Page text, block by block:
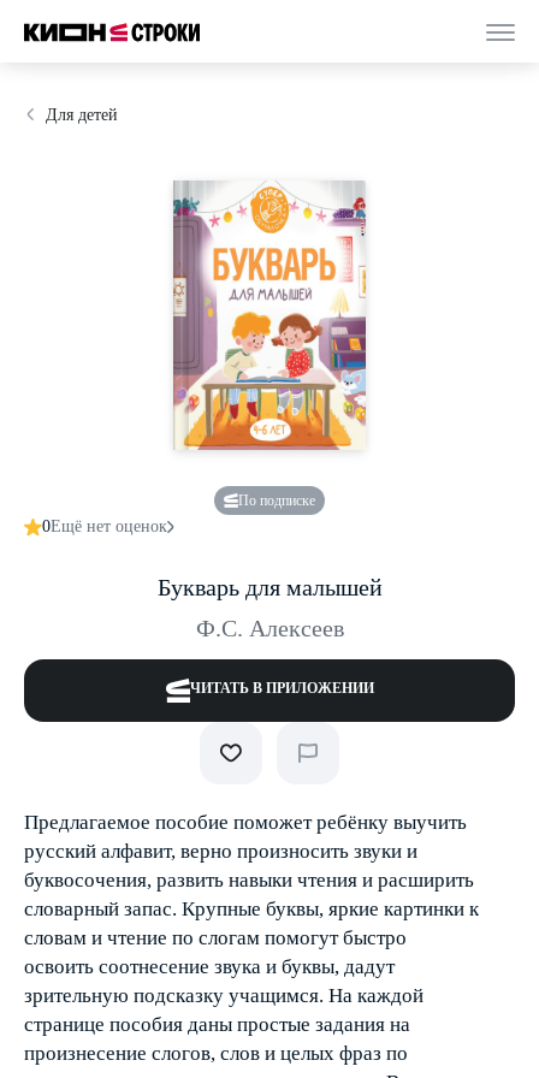
Для детей
По подписке
0Ещё нет оценок
Букварь для малышей
Ф.С. Алексеев
ЧИТАТЬ В ПРИЛОЖЕНИИ
Предлагаемое пособие поможет ребёнку выучить
русский алфавит, верно произносить звуки и
буквосочения, развить навыки чтения и расширить
словарный запас. Крупные буквы, яркие картинки к
словам и чтение по слогам помогут быстро
освоить соотнесение звука и буквы, дадут
зрительную подсказку учащимся. На каждой
странице пособия даны простые задания на
произнесение слогов, слов и целых фраз по